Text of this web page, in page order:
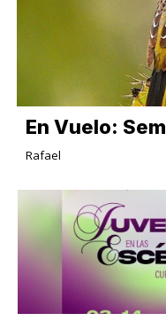
En Vuelo:
Rafael